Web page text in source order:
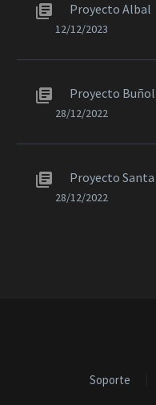
Proyecto Albal
12/12/2023
Proyecto Buñol
28/12/2022
Proyecto
28/12/2022
Soporte